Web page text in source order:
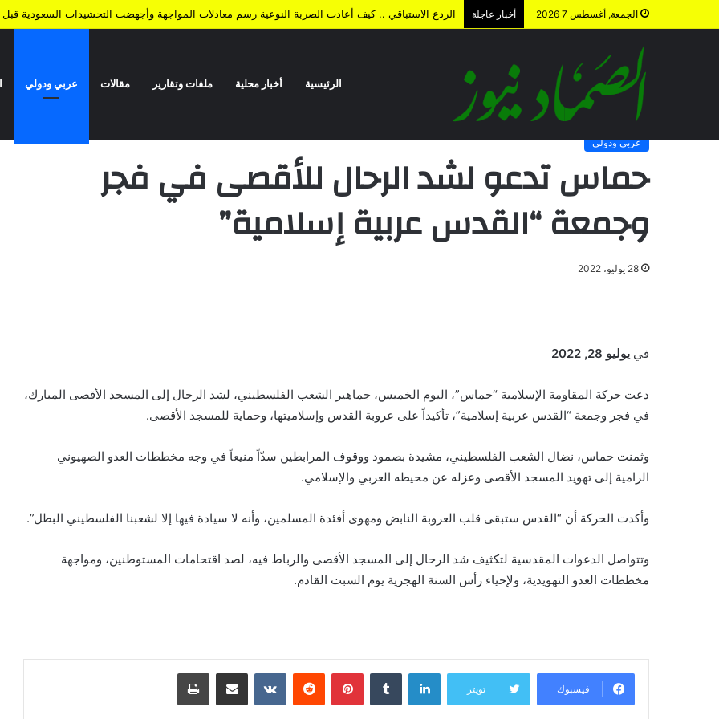
الجمعة, أغسطس 7 2026 أخبار عاجلة الردع الاستباقي .. كيف أعادت الضربة النوعية رسم معادلات المواجهة وأجهضت التحشيدات السعودية قبل
الرئيسية أخبار محلية ملفات وتقارير مقالات عربي ودولي
الرئيسية /عربي ودولي حماس تدعو لشد الرحال للأقصى في فجر وجمعة “القدس عربية إسلامية”
عربي ودولي
حماس تدعو لشد الرحال للأقصى في فجر
وجمعة “القدس عربية إسلامية”
28 يوليو، 2022
في يوليو 28, 2022
دعت حركة المقاومة الإسلامية “حماس”، اليوم الخميس، جماهير الشعب الفلسطيني، لشد الرحال إلى المسجد الأقصى المبارك،
في فجر وجمعة “القدس عربية إسلامية”، تأكيداً على عروبة القدس وإسلاميتها، وحماية للمسجد الأقصى.
وثمنت حماس، نضال الشعب الفلسطيني، مشيدة بصمود ووقوف المرابطين سدّاً منيعاً في وجه مخططات العدو الصهيوني
الرامية إلى تهويد المسجد الأقصى وعزله عن محيطه العربي والإسلامي.
وأكدت الحركة أن “القدس ستبقى قلب العروبة النابض ومهوى أفئدة المسلمين، وأنه لا سيادة فيها إلا لشعبنا الفلسطيني البطل”.
وتتواصل الدعوات المقدسية لتكثيف شد الرحال إلى المسجد الأقصى والرباط فيه، لصد اقتحامات المستوطنين، ومواجهة
مخططات العدو التهويدية، ولإحياء رأس السنة الهجرية يوم السبت القادم.
فيسبوك تويتر
لينكدإن بينتيريست